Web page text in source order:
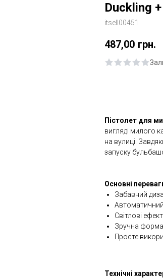
Duckling
itsell00451
487,00 грн.
Пістолет для
вигляді милого
на вулиці.
запуску
Основні
Забавний
Автоматичний
Світлові
Зручна форма
Просте
Технічні